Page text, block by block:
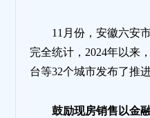
11月份，安徽六安
完全统计，2024年以来
台等32个城市发布了推
鼓励现房销售以金